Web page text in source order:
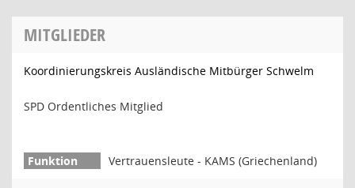
MITGLIEDER
Koordinierungskreis Ausländische Mitbürger Schwelm
SPD Ordentliches Mitglied
Vertrauensleute - KAMS (Griechenland)